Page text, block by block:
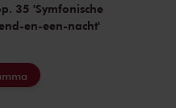
35 'Symfonische
en-een-nacht'